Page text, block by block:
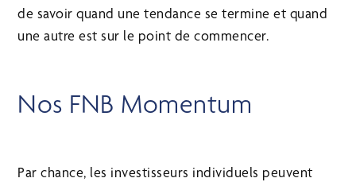
de savoir quand une tendance se termine et quand
une autre est sur le point de commencer.
Nos FNB Momentum
Par chance, les investisseurs individuels peuvent